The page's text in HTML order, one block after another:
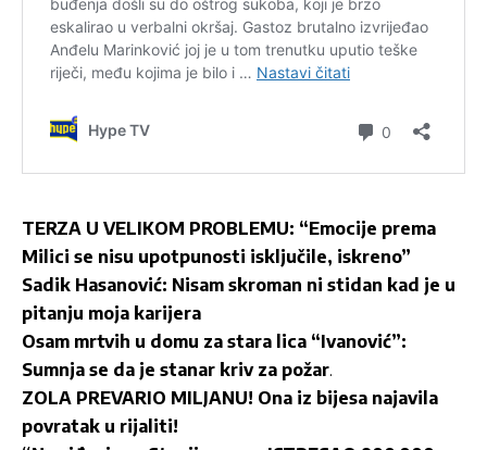
TERZA U VELIKOM PROBLEMU: “Emocije prema
Milici se nisu upotpunosti isključile, iskreno”
Sadik Hasanović: Nisam skroman ni stidan kad je u
pitanju moja karijera
Osam mrtvih u domu za stara lica “Ivanović”:
Sumnja se da je stanar kriv za požar.
ZOLA PREVARIO MILJANU! Ona iz bijesa najavila
povratak u rijaliti!